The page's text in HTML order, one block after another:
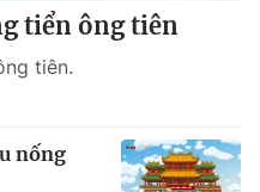
tiển ông tiên
tiên.
nống